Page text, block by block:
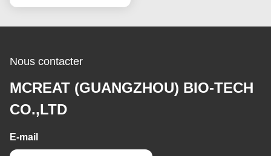
Nous contacter
MCREAT (GUANGZHOU) BIO-TECH
CO.,LTD
E-mail